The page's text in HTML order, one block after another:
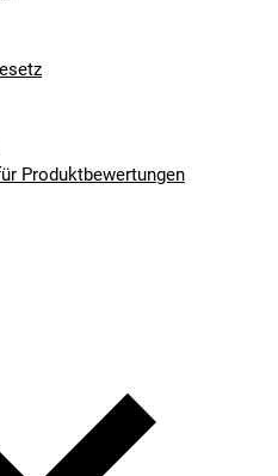
Produktbewertungen